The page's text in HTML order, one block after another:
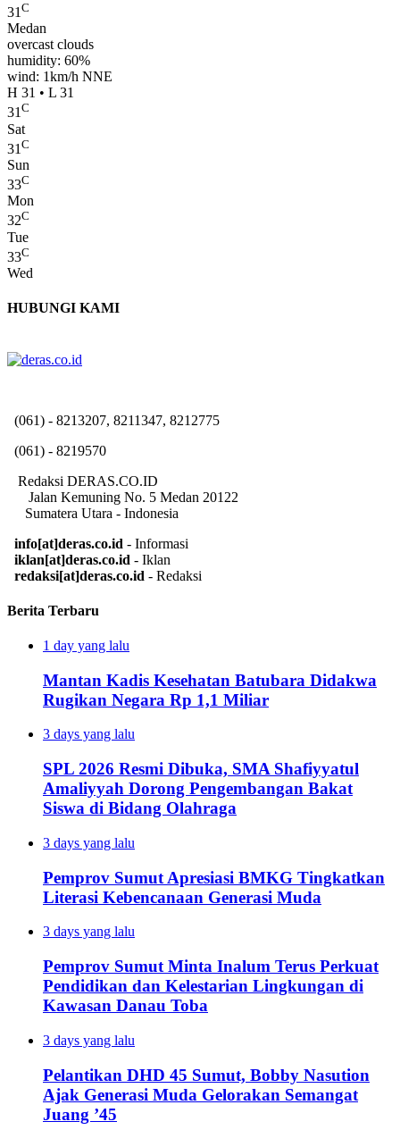
31 C
Medan
overcast clouds
humidity: 60%
wind: 1km/h NNE
H 31 • L 31
31C
Sat
31 C
Sun
33C
Mon
32C
Tue
33C
Wed
HUBUNGI KAMI
(061) - 8213207, 8211347, 8212775
(061) - 8219570
Redaksi DERAS.CO.ID
Jalan Kemuning No. 5 Medan 20122
Sumatera Utara - Indonesia
info[at]deras.co.id - Informasi
iklan[at]deras.co.id - Iklan
redaksi[at]deras.co.id - Redaksi
Berita Terbaru
1 day yang lalu
Mantan Kadis Kesehatan Batubara Didakwa
Rugikan Negara Rp 1,1 Miliar
3 days yang lalu
SPL 2026 Resmi Dibuka, SMA Shafiyyatul
Amaliyyah Dorong Pengembangan Bakat
Siswa di Bidang Olahraga
3 days yang lalu
Pemprov Sumut Apresiasi BMKG Tingkatkan
Literasi Kebencanaan Generasi Muda
3 days yang lalu
Pemprov Sumut Minta Inalum Terus Perkuat
Pendidikan dan Kelestarian Lingkungan di
Kawasan Danau Toba
3 days yang lalu
Pelantikan DHD 45 Sumut, Bobby Nasution
Ajak Generasi Muda Gelorakan Semangat
Juang ’45